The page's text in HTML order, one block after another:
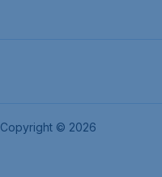
Copyright © 2026